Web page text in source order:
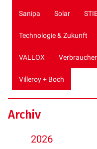
Sanipa Solar
Technologie & Zukunft
VALLOX
Villeroy + Boch
Archiv
2026